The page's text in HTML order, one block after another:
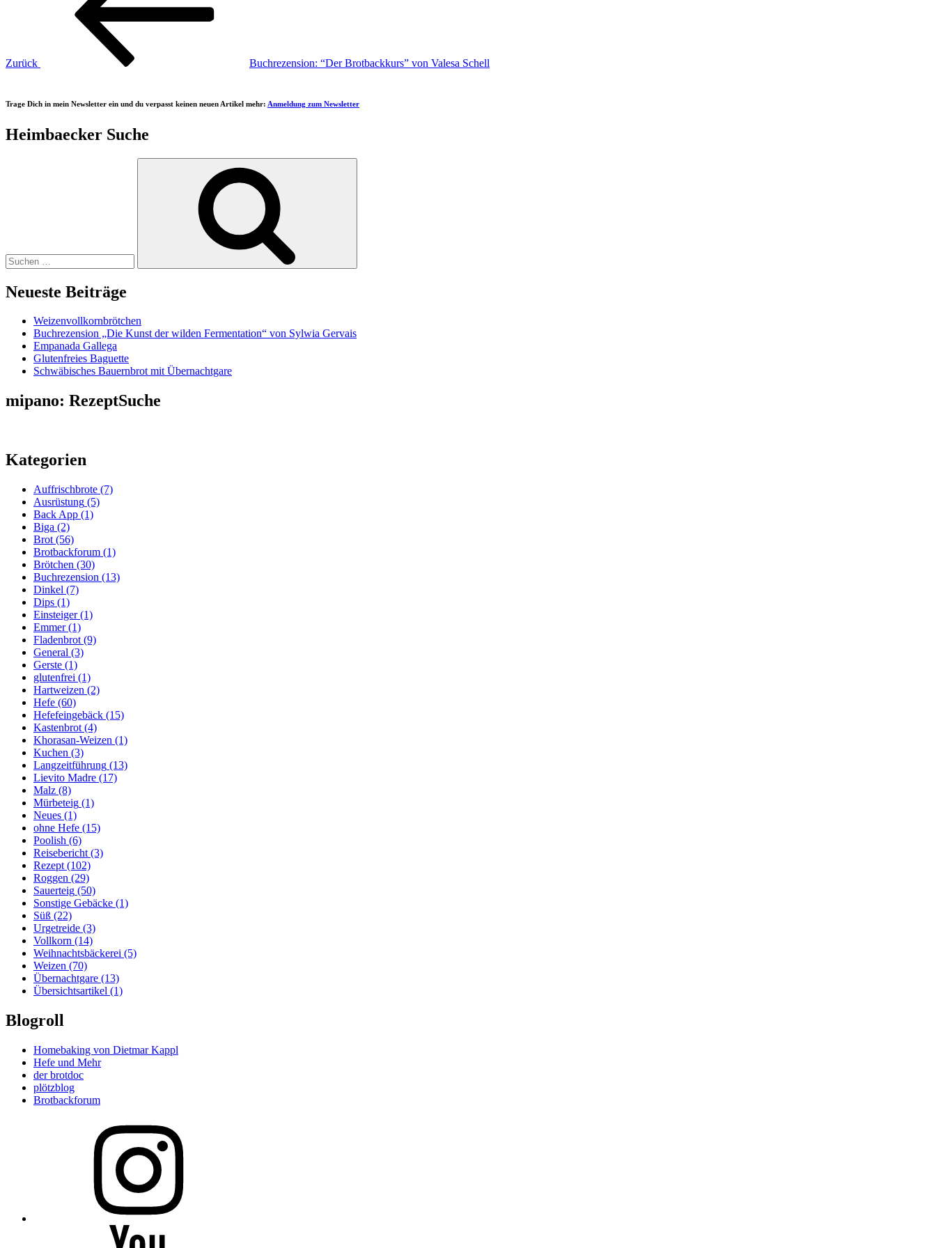
Zurück Buchrezension: “Der Brotbackkurs” von Valesa Schell
Trage Dich in mein Newsletter ein und du verpasst keinen neuen Artikel mehr: Anmeldung zum Newsletter
Heimbaecker Suche
Neueste Beiträge
Weizenvollkornbrötchen
Buchrezension „Die Kunst der wilden Fermentation“ von Sylwia Gervais
Empanada Gallega
Glutenfreies Baguette
Schwäbisches Bauernbrot mit Übernachtgare
mipano: RezeptSuche
Kategorien
Auffrischbrote (7)
Ausrüstung (5)
Back App (1)
Biga (2)
Brot (56)
Brotbackforum (1)
Brötchen (30)
Buchrezension (13)
Dinkel (7)
Dips (1)
Einsteiger(1)
Emmer(1)
Fladenbrot (9)
General (3)
Gerste (1)
glutenfrei (1)
Hartweizen (2)
Hefe (60)
Hefefeingebäck (15)
Kastenbrot (4)
Khorasan-Weizen (1)
Kuchen (3)
Langzeitführung (13)
Lievito Madre (17)
Malz (8)
Mürbeteig (1)
Neues (1)
ohne Hefe (15)
Poolish (6)
Reisebericht (3)
Rezept (102)
Roggen (29)
Sauerteig (50)
Sonstige Gebäcke (1)
Süß (22)
Urgetreide (3)
Vollkorn (14)
Weihnachtsbäckerei (5)
Weizen (70)
Übernachtgare (13)
Übersichtsartikel (1)
Blogroll
Homebaking von Dietmar Kappl
Hefe und Mehr
der brotdoc
plötzblog
Brotbackforum